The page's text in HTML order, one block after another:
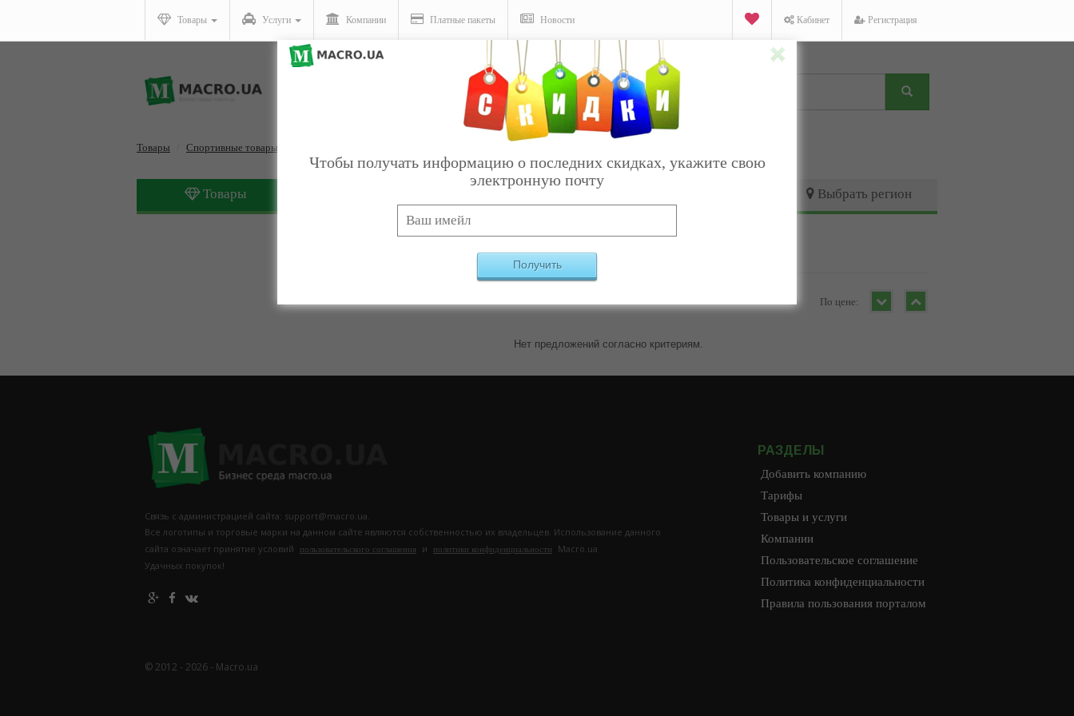
Товары Услуги Компании Платные пакеты Новости Кабинет Регистрация
Товары Спортивные товары
Товары Выбрать регион
Вибромассажеры
По цене:
Нет предложений согласно критериям.
Связь с администрацией сайта: support@macro.ua.
Все логотипы и торговые марки на данном сайте являются собственностью их владельцев. Использование данного
сайта означает принятие условий
пользовательского соглашения и политики конфиденциальности
Macro.ua
Удачных покупок!
© 2012 - 2026 - Macro.ua
РАЗДЕЛЫ
Добавить компанию
Тарифы
Товары и услуги
Компании
Пользовательское соглашение
Политика конфиденциальности
Правила пользования порталом
Чтобы получать информацию о последних скидках, укажите свою
электронную почту
Получить